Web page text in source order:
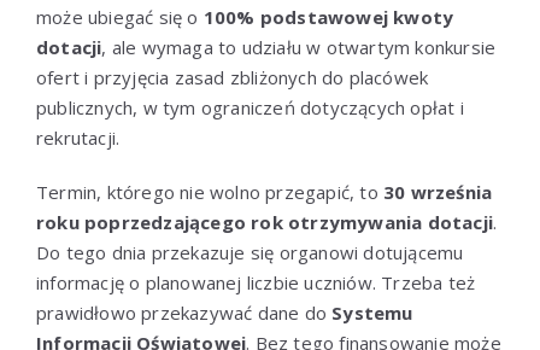
może ubiegać się o 100% podstawowej kwoty
dotacji, ale wymaga to udziału w otwartym konkursie
ofert i przyjęcia zasad zbliżonych do placówek
publicznych, w tym ograniczeń dotyczących opłat i
rekrutacji.
Termin, którego nie wolno przegapić, to 30 września
roku poprzedzającego rok otrzymywania dotacji.
Do tego dnia przekazuje się organowi dotującemu
informację o planowanej liczbie uczniów. Trzeba też
prawidłowo przekazywać dane do Systemu
Informacji Oświatowej. Bez tego finansowanie może